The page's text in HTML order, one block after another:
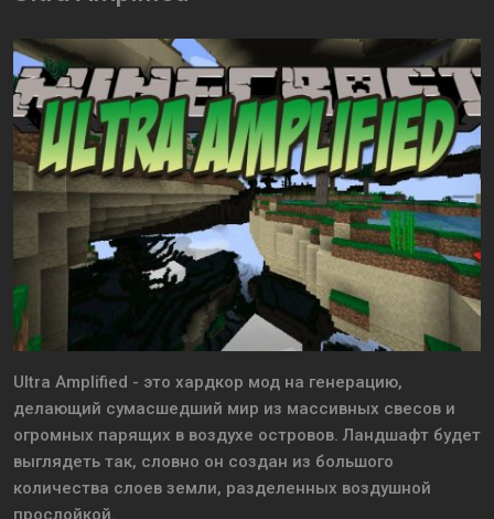
Ultra Amplified - это хардкор мод на генерацию,
делающий сумасшедший мир из массивных свесов и
огромных парящих в воздухе островов. Ландшафт будет
выглядеть так, словно он создан из большого
количества слоев земли, разделенных воздушной
прослойкой.